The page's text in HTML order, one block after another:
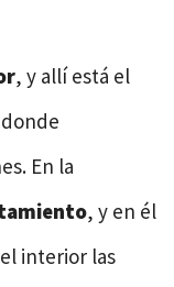
, y allí está el
En la
, y en él
interior las